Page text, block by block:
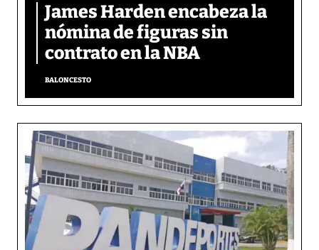
James Harden encabeza la
nómina de figuras sin
contrato en la NBA
BALONCESTO